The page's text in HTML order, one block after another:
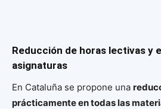
Reducción de horas lectivas y
asignaturas
En Cataluña se propone una
prácticamente en todas las